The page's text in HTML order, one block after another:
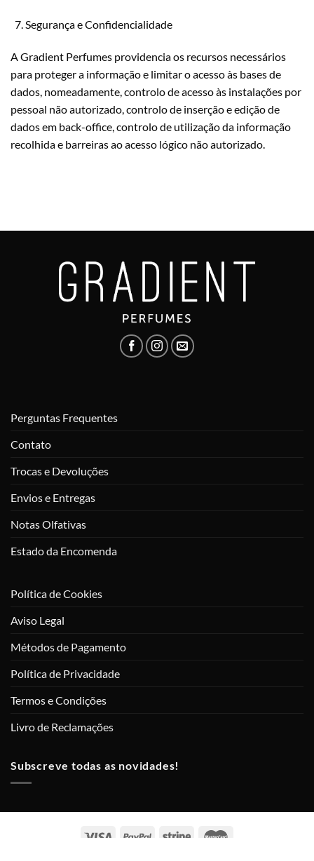
Segurança e Confidencialidade
A Gradient Perfumes providencia os recursos necessários
para proteger a informação e limitar o acesso às bases de
dados, nomeadamente, controlo de acesso às instalações por
pessoal não autorizado, controlo de inserção e edição de
dados em back-office, controlo de utilização da informação
recolhida e barreiras ao acesso lógico não autorizado.
Perguntas Frequentes
Contato
Trocas e Devoluções
Envios e Entregas
Notas Olfativas
Estado da Encomenda
Política de Cookies
Aviso Legal
Métodos de Pagamento
Política de Privacidade
Termos e Condições
Livro de Reclamações
Subscreve todas as novidades!